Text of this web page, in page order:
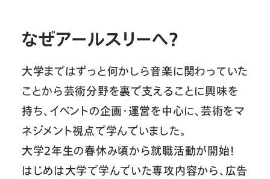
なぜアールスリーへ？
大学まではずっと何かしら音楽に関わっていた
ことから芸術分野を裏で支えることに興味を
持ち、イベントの企画・運営を中心に、芸術をマ
ネジメント視点で学んでいました。
大学2年生の春休み頃から就職活動が開始！
はじめは大学で学んでいた専攻内容から、広告